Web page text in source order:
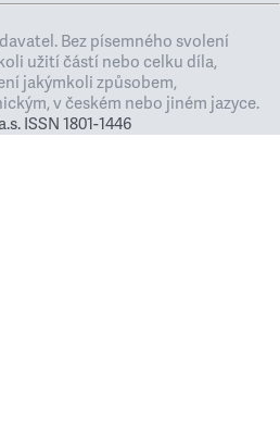
Bez písemného svolení
užití částí nebo celku díla,
jakýmkoli způsobem,
v českém nebo jiném jazyce.
ISSN 1801-1446